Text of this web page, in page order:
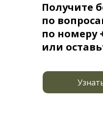
Получите
по
по номеру
или